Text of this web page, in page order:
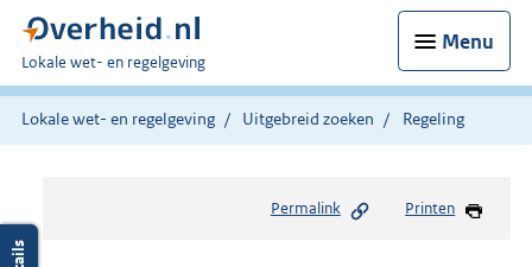
Menu
U
bent
hier:
Lokale wet- en regelgeving
Lokale wet- en regelgeving Uitgebreid zoeken Regeling
Permalink Printen